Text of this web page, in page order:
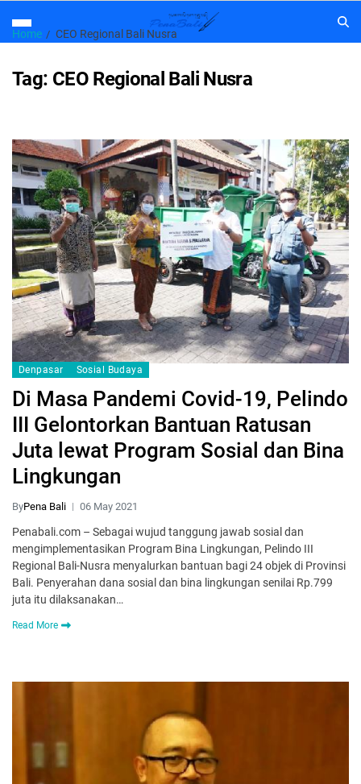
Home CEO Regional Bali Nusra
Tag: CEO Regional Bali Nusra
Denpasar Sosial Budaya
Di Masa Pandemi Covid-19, Pelindo
III Gelontorkan Bantuan Ratusan
Juta lewat Program Sosial dan Bina
Lingkungan
ByPena Bali 06 May 2021
Penabali.com – Sebagai wujud tanggung jawab sosial dan
mengimplementasikan Program Bina Lingkungan, Pelindo III
Regional Bali-Nusra menyalurkan bantuan bagi 24 objek di Provinsi
Bali. Penyerahan dana sosial dan bina lingkungan senilai Rp.799
juta itu dilaksanakan…
Read More